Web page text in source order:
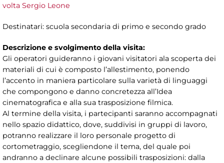
volta Sergio Leone
Destinatari: scuola secondaria di primo e secondo grado
Descrizione e svolgimento della visita:
Gli operatori guideranno i giovani visitatori ala scoperta dei
materiali di cui è composto l’allestimento, ponendo
l’accento in maniera particolare sulla varietà di linguaggi
che compongono e danno concretezza all’Idea
cinematografica e alla sua trasposizione filmica.
Al termine della visita, i partecipanti saranno accompagnati
nello spazio didattico, dove, suddivisi in gruppi di lavoro,
potranno realizzare il loro personale progetto di
cortometraggio, scegliendone il tema, del quale poi
andranno a declinare alcune possibili trasposizioni: dalla